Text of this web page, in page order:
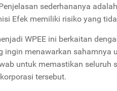
sederhananya
Efek memiliki risiko yang
WPEE ini berkaitan
ingin menawarkan
untuk memastikan seluruh
tersebut.